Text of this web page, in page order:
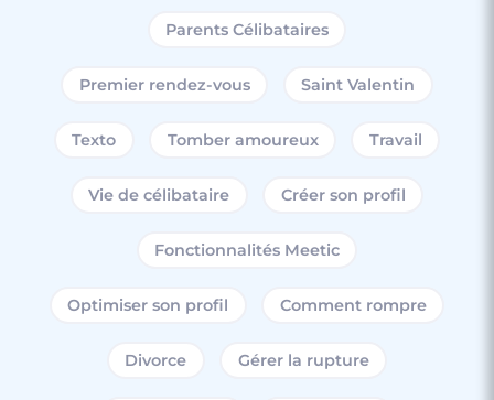
Parents Célibataires
Premier rendez-vous Saint Valentin
Texto Tomber amoureux Travail
Vie de célibataire Créer son profil
Fonctionnalités Meetic
Optimiser son profil Comment rompre
Divorce Gérer la rupture